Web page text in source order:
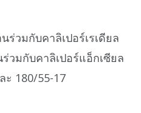
วมกับคาลิเปอร์เรเดียล
วมกับคาลิเปอร์แอ็กเซียล
ะ 180/55-17